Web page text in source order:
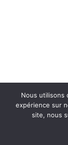
Nous utilisons
expérience sur
site, nous